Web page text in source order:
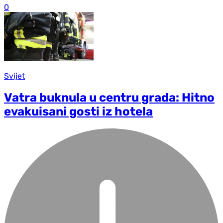
0
Svijet
Vatra buknula u centru grada: Hitno
evakuisani gosti iz hotela